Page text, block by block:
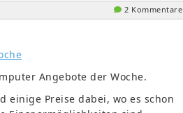
2 Kommentare
Angebote der Woche.
einige Preise dabei, wo es schon